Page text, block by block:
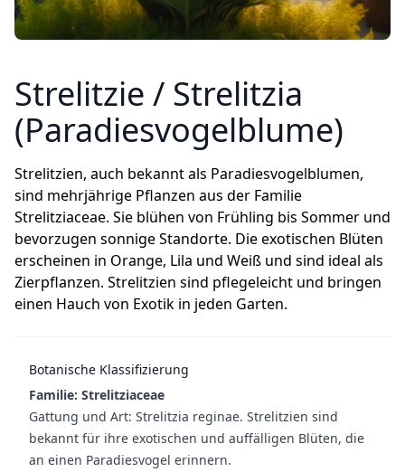
Strelitzie / Strelitzia
(Paradiesvogelblume)
Strelitzien, auch bekannt als Paradiesvogelblumen,
sind mehrjährige Pflanzen aus der Familie
Strelitziaceae. Sie blühen von Frühling bis Sommer und
bevorzugen sonnige Standorte. Die exotischen Blüten
erscheinen in Orange, Lila und Weiß und sind ideal als
Zierpflanzen. Strelitzien sind pflegeleicht und bringen
einen Hauch von Exotik in jeden Garten.
Botanische Klassifizierung
Familie: Strelitziaceae
Gattung und Art: Strelitzia reginae. Strelitzien sind
bekannt für ihre exotischen und auffälligen Blüten, die
an einen Paradiesvogel erinnern.